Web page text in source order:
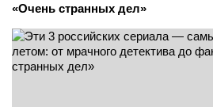
«Очень странных дел»